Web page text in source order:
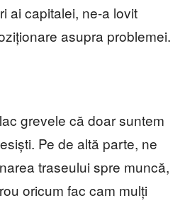
ai capitalei, ne-a lovit
asupra problemei.
grevele că doar suntem
Pe de altă parte, ne
traseului spre muncă,
oricum fac cam mulți